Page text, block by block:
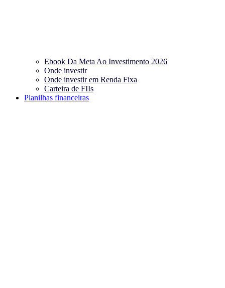
Ebook Da Meta Ao Investimento 2026
Onde investir
Onde investir em Renda Fixa
Carteira de FIIs
Planilhas financeiras